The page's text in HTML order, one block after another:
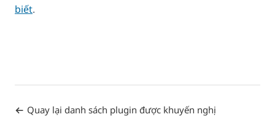
biết.
Quay lại danh sách plugin được khuyến nghị